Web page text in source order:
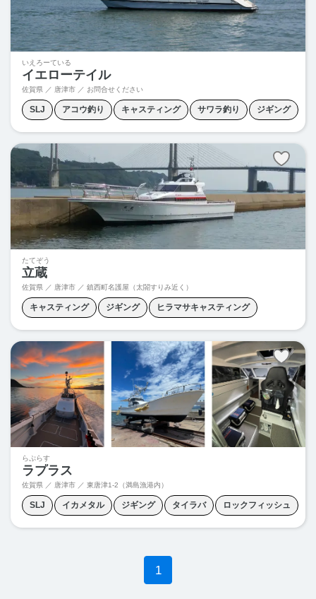
いえろーている
イエローテイル
佐賀県 ／ 唐津市 ／ お問合せください
SLJ アコウ釣り キャスティング サワラ釣り ジギング
タイラバ ティップラン ヒラマサ釣り マダイ釣り
根魚ジギング 青物キャスティング 青物ジギング
たてぞう
立蔵
佐賀県 ／ 唐津市 ／ 鎮西町名護屋（太閤すりみ近く）
キャスティング ジギング ヒラマサキャスティング
ブリジギング マグロフカセ 青物キャスティング
青物ジギング
らぷらす
ラプラス
佐賀県 ／ 唐津市 ／ 東唐津1-2（満島漁港内）
SLJ イカメタル ジギング タイラバ ロックフィッシュ
青物ジギング
1